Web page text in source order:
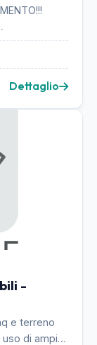
Superficie
Dettaglio
-
e terreno
di ampio